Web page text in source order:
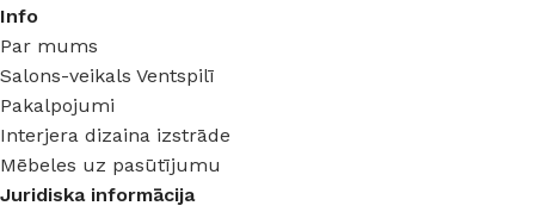
Info
Par mums
Salons-veikals Ventspilī
Pakalpojumi
Interjera dizaina izstrāde
Mēbeles uz pasūtījumu
Juridiska informācija